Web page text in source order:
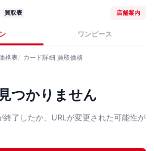
買取表 店舗案内
ワンピース
格表 カード詳細 買取価格
つかりません
終了したか、URLが変更された可能性が